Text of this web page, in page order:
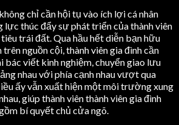
chỉ cần hội tụ vào ích lợi cá nhân
lực thúc đẩy sự phát triển của thành viên
trái đất. Qua hầu hết diễn bạn hữu
nguồn cội, thành viên gia đình cần
bác viết kinh nghiệm, chuyển giao lưu
nhau với phía cạnh nhau vượt qua
ấy vẫn xuất hiện một môi trường xung
giúp thành viên thành viên gia đình
bí quyết chủ cửa ngõ.